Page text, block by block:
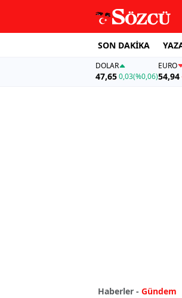
SON DAKİKA
DOLAR
47,650,03(%0,06)
EURO
54,94
Haberler - Gündem